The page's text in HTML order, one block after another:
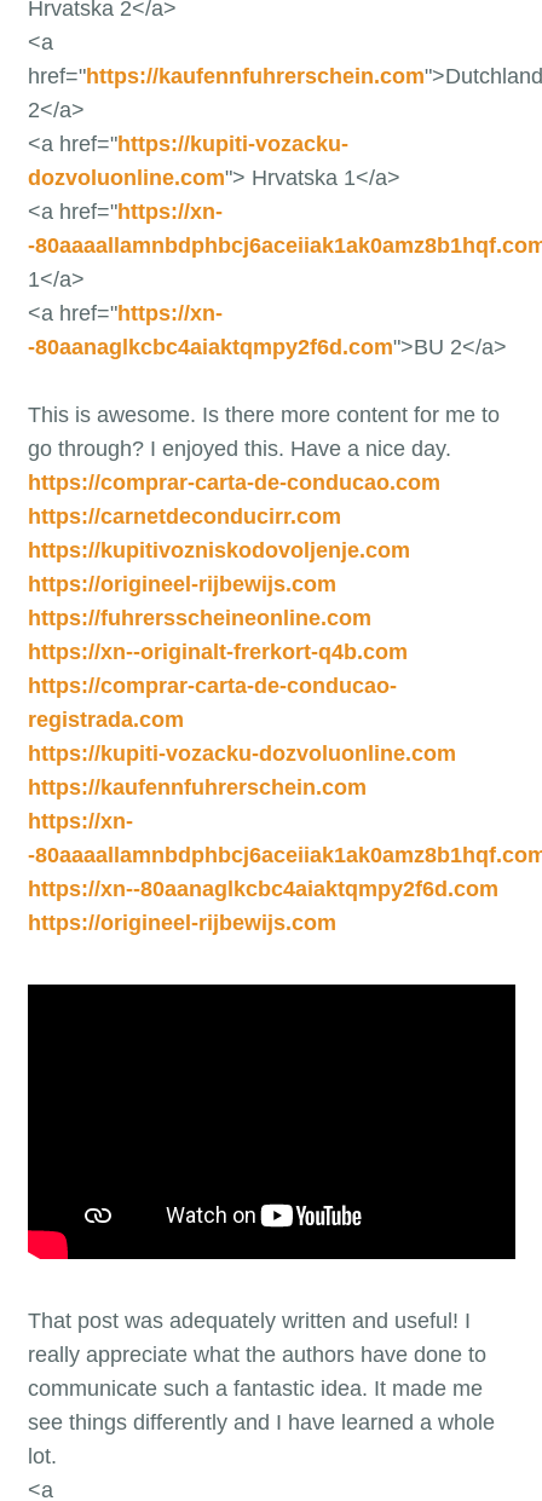
Hrvatska 2</a>
<a
href="https://kaufennfuhrerschein.com">Dutchland
2</a>
<a href="https://kupiti-vozacku-
dozvoluonline.com"> Hrvatska 1</a>
<a href="https://xn-
-
1</a>
<a href="https://xn-
-80aanaglkcbc4aiaktqmpy2f6d.com">BU 2</a>
This is awesome. Is there more content for me to
go through? I enjoyed this. Have a nice day.
https://comprar-carta-de-conducao.com
https://carnetdeconducirr.com
https://kupitivozniskodovoljenje.com
https://origineel-rijbewijs.com
https://fuhrersscheineonline.com
https://xn--originalt-frerkort-q4b.com
https://comprar-carta-de-conducao-
registrada.com
https://kupiti-vozacku-dozvoluonline.com
https://kaufennfuhrerschein.com
https://xn-
-
https://xn--80aanaglkcbc4aiaktqmpy2f6d.com
https://origineel-rijbewijs.com
That post was adequately written and useful! I
really appreciate what the authors have done to
communicate such a fantastic idea. It made me
see things differently and I have learned a whole
lot.
<a